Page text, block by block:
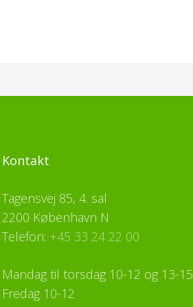
Kontakt
Tagensvej 85, 4. sal
2200 København N
Telefon: +45 33 24 22 00
Mandag til torsdag 10-12 og 13-15
Fredag 10-12